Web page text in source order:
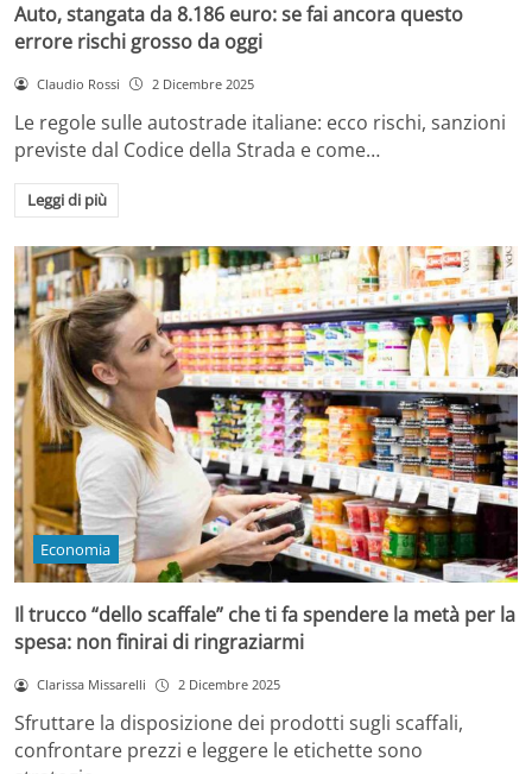
Auto, stangata da 8.186 euro: se fai ancora questo
errore rischi grosso da oggi
Claudio Rossi 2 Dicembre 2025
Le regole sulle autostrade italiane: ecco rischi, sanzioni
previste dal Codice della Strada e come…
Leggi di più
Economia
Il trucco “dello scaffale” che ti fa spendere la metà per la
spesa: non finirai di ringraziarmi
Clarissa Missarelli 2 Dicembre 2025
Sfruttare la disposizione dei prodotti sugli scaffali,
confrontare prezzi e leggere le etichette sono